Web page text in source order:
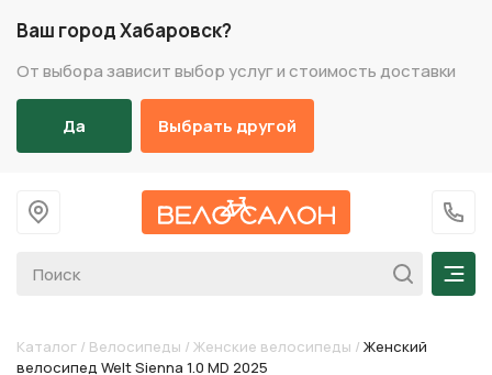
Ваш город Хабаровск?
От выбора зависит выбор услуг и стоимость доставки
Да Выбрать другой
На главную
+7
Каталог / Велосипеды / Женские велосипеды / Женский
велосипед Welt Sienna 1.0 MD 2025